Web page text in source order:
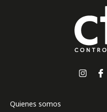
Quienes somos